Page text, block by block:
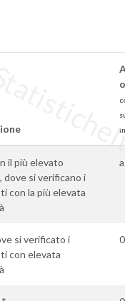
il più elevato
dove si verificano i
con la più elevata
si verificato i
con elevata